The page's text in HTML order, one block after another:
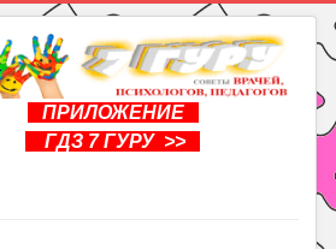
ПРИЛОЖЕНИЕ
ГДЗ 7 ГУРУ >>